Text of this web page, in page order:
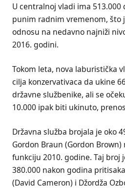
U centralnoj vladi ima 513.000
punim radnim vremenom, što
odnosu na nedavno najniži
2016. godini.
Tokom leta, nova laburistička
cilja konzervativaca da ukine
državne službenike, ali se
10.000 ipak biti ukinuto,
Državna služba brojala je oko
Gordon Braun (Gordon
funkciju 2010. godine. Taj broj
380.000 nakon godina
(David Cameron) i Džordža